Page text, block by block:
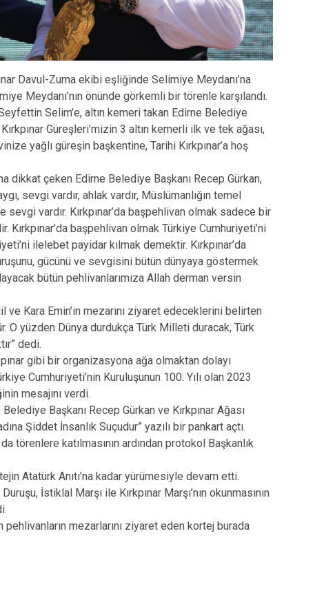
Davul-Zurna ekibi eşliğinde Selimiye Meydanı’na
Meydanı’nın önünde görkemli bir törenle karşılandı.
Seyfettin Selim’e, altın kemeri takan Edirne Belediye
Güreşleri’mizin 3 altın kemerli ilk ve tek ağası,
yağlı güreşin başkentine, Tarihi Kırkpınar’a hoş
dikkat çeken Edirne Belediye Başkanı Recep Gürkan,
sevgi vardır, ahlak vardır, Müslümanlığın temel
sevgi vardır. Kırkpınar’da başpehlivan olmak sadece bir
başpehlivan olmak Türkiye Cumhuriyeti’ni
ilelebet payidar kılmak demektir. Kırkpınar’da
gücünü ve sevgisini bütün dünyaya göstermek
bütün pehlivanlarımıza Allah derman versin
ve Kara Emin’in mezarını ziyaret edeceklerini belirten
O yüzden Dünya durdukça Türk Milleti duracak, Türk
dedi.
gibi bir organizasyona ağa olmaktan dolayı
Cumhuriyeti’nin Kuruluşunun 100. Yılı olan 2023
mesajını verdi.
Başkanı Recep Gürkan ve Kırkpınar Ağası
Şiddet İnsanlık Suçudur” yazılı bir pankart açtı.
törenlere katılmasının ardından protokol Başkanlık
Atatürk Anıtı’na kadar yürümesiyle devam etti.
İstiklal Marşı ile Kırkpınar Marşı’nın okunmasının
pehlivanların mezarlarını ziyaret eden kortej burada